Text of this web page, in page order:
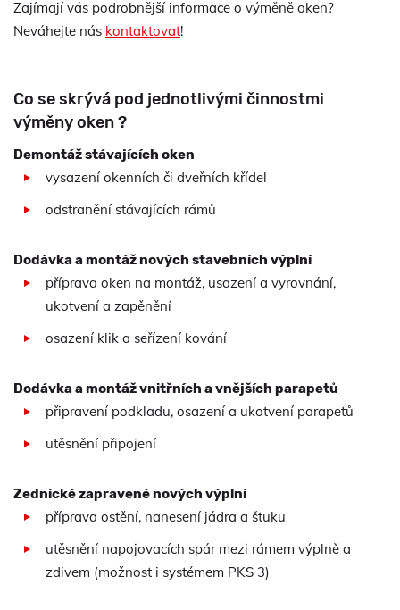
Zajímají vás podrobnější informace o výměně oken?
Neváhejte nás kontaktovat!
Co se skrývá pod jednotlivými činnostmi
výměny oken ?
Demontáž stávajících oken
vysazení okenních či dveřních křídel
odstranění stávajících rámů
Dodávka a montáž nových stavebních výplní
příprava oken na montáž, usazení a vyrovnání,
ukotvení a zapěnění
osazení klik a seřízení kování
Dodávka a montáž vnitřních a vnějších parapetů
připravení podkladu, osazení a ukotvení parapetů
utěsnění připojení
Zednické zapravené nových výplní
příprava ostění, nanesení jádra a štuku
utěsnění napojovacích spár mezi rámem výplně a
zdivem (možnost i systémem PKS 3)